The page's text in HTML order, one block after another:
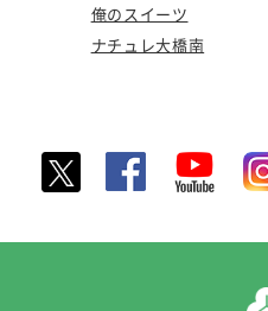
俺のスイーツ
ナチュレ大橋南